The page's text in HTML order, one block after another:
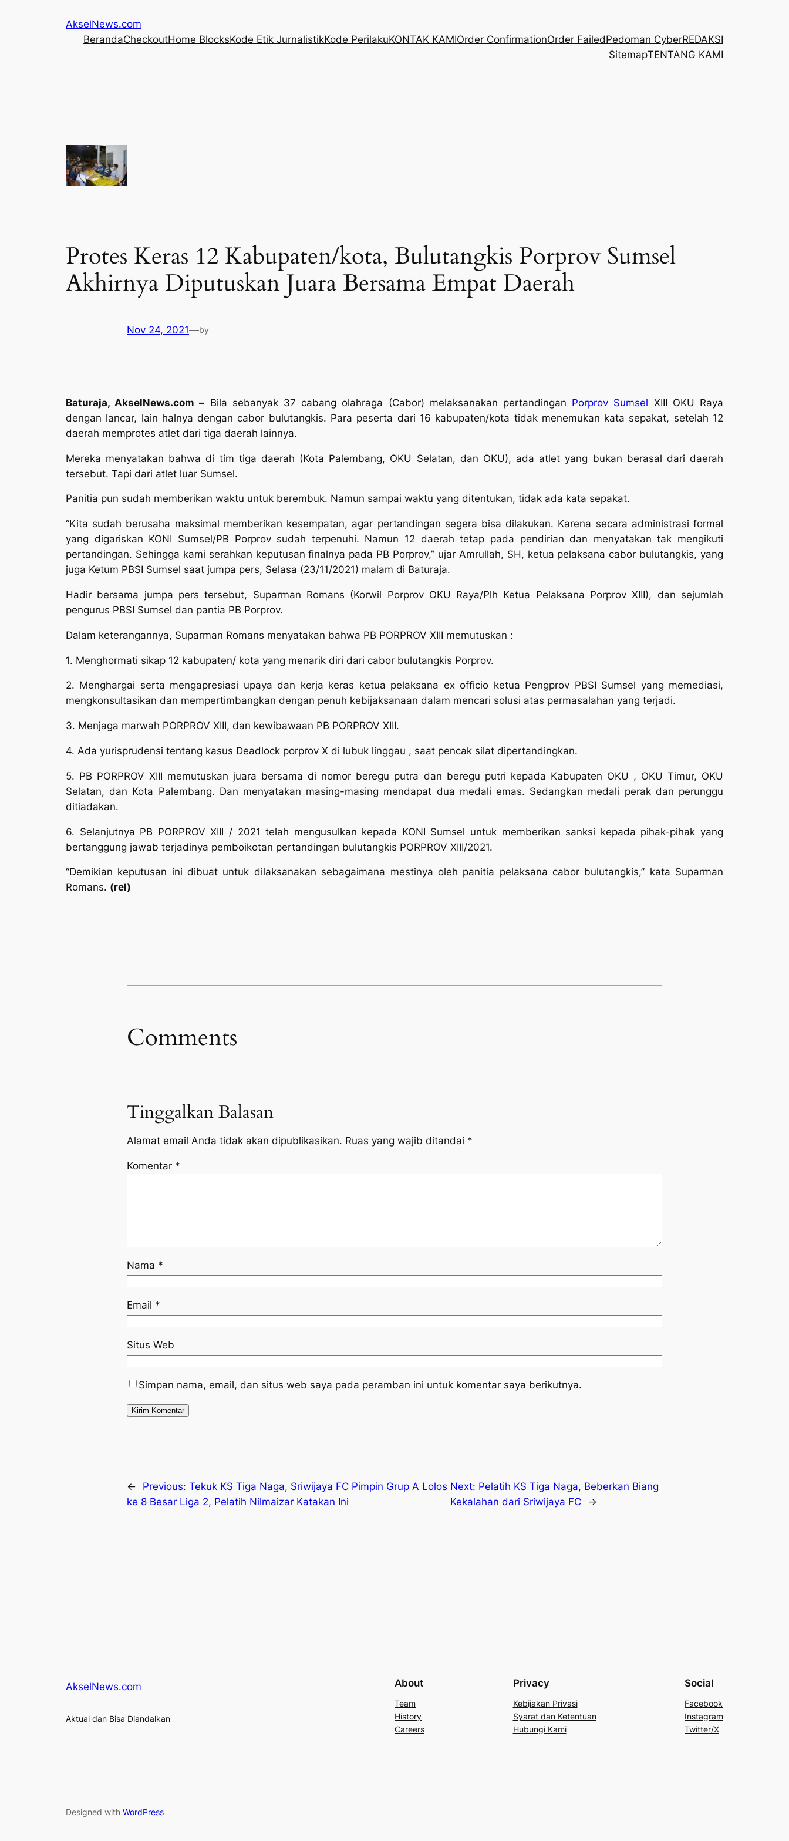
AkselNews.com
BerandaCheckoutHome BlocksKode Etik JurnalistikKode PerilakuKONTAK KAMIOrder ConfirmationOrder FailedPedoman CyberREDAKSI
SitemapTENTANG KAMI
Protes Keras 12 Kabupaten/kota, Bulutangkis Porprov Sumsel
Akhirnya Diputuskan Juara Bersama Empat Daerah
Nov 24, 2021—by
Baturaja, AkselNews.com – Bila sebanyak 37 cabang olahraga (Cabor) melaksanakan pertandingan Porprov Sumsel XIII OKU Raya
dengan lancar, lain halnya dengan cabor bulutangkis. Para peserta dari 16 kabupaten/kota tidak menemukan kata sepakat, setelah 12
daerah memprotes atlet dari tiga daerah lainnya.
Mereka menyatakan bahwa di tim tiga daerah (Kota Palembang, OKU Selatan, dan OKU), ada atlet yang bukan berasal dari daerah
tersebut. Tapi dari atlet luar Sumsel.
Panitia pun sudah memberikan waktu untuk berembuk. Namun sampai waktu yang ditentukan, tidak ada kata sepakat.
“Kita sudah berusaha maksimal memberikan kesempatan, agar pertandingan segera bisa dilakukan. Karena secara administrasi formal
yang digariskan KONI Sumsel/PB Porprov sudah terpenuhi. Namun 12 daerah tetap pada pendirian dan menyatakan tak mengikuti
pertandingan. Sehingga kami serahkan keputusan finalnya pada PB Porprov,” ujar Amrullah, SH, ketua pelaksana cabor bulutangkis, yang
juga Ketum PBSI Sumsel saat jumpa pers, Selasa (23/11/2021) malam di Baturaja.
Hadir bersama jumpa pers tersebut, Suparman Romans (Korwil Porprov OKU Raya/Plh Ketua Pelaksana Porprov XIII), dan sejumlah
pengurus PBSI Sumsel dan pantia PB Porprov.
Dalam keterangannya, Suparman Romans menyatakan bahwa PB PORPROV XIII memutuskan :
1. Menghormati sikap 12 kabupaten/ kota yang menarik diri dari cabor bulutangkis Porprov.
2. Menghargai serta mengapresiasi upaya dan kerja keras ketua pelaksana ex officio ketua Pengprov PBSI Sumsel yang memediasi,
mengkonsultasikan dan mempertimbangkan dengan penuh kebijaksanaan dalam mencari solusi atas permasalahan yang terjadi.
3. Menjaga marwah PORPROV XIII, dan kewibawaan PB PORPROV XIII.
4. Ada yurisprudensi tentang kasus Deadlock porprov X di lubuk linggau , saat pencak silat dipertandingkan.
5. PB PORPROV XIII memutuskan juara bersama di nomor beregu putra dan beregu putri kepada Kabupaten OKU , OKU Timur, OKU
Selatan, dan Kota Palembang. Dan menyatakan masing-masing mendapat dua medali emas. Sedangkan medali perak dan perunggu
ditiadakan.
6. Selanjutnya PB PORPROV XIII / 2021 telah mengusulkan kepada KONI Sumsel untuk memberikan sanksi kepada pihak-pihak yang
bertanggung jawab terjadinya pemboikotan pertandingan bulutangkis PORPROV XIII/2021.
“Demikian keputusan ini dibuat untuk dilaksanakan sebagaimana mestinya oleh panitia pelaksana cabor bulutangkis,” kata Suparman
Romans. (rel)
Comments
Tinggalkan Balasan
Alamat email Anda tidak akan dipublikasikan. Ruas yang wajib ditandai *
Komentar *
Nama *
Email *
Situs Web
Simpan nama, email, dan situs web saya pada peramban ini untuk komentar saya berikutnya.
← Previous: Tekuk KS Tiga Naga, Sriwijaya FC Pimpin Grup A Lolos
ke 8 Besar Liga 2, Pelatih Nilmaizar Katakan Ini
Next: Pelatih KS Tiga Naga, Beberkan Biang
Kekalahan dari Sriwijaya FC
→
AkselNews.com
Aktual dan Bisa Diandalkan
About
Team
History
Careers
Privacy
Kebijakan Privasi
Syarat dan Ketentuan
Hubungi Kami
Social
Facebook
Instagram
Twitter/X
Designed with WordPress